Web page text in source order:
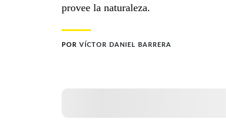
provee la naturaleza.
POR VÍCTOR DANIEL BARRERA